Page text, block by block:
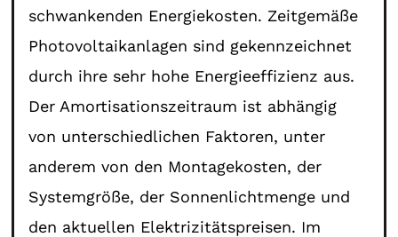
schwankenden Energiekosten. Zeitgemäße
Photovoltaikanlagen sind gekennzeichnet
durch ihre sehr hohe Energieeffizienz aus.
Der Amortisationszeitraum ist abhängig
von unterschiedlichen Faktoren, unter
anderem von den Montagekosten, der
Systemgröße, der Sonnenlichtmenge und
den aktuellen Elektrizitätspreisen. Im